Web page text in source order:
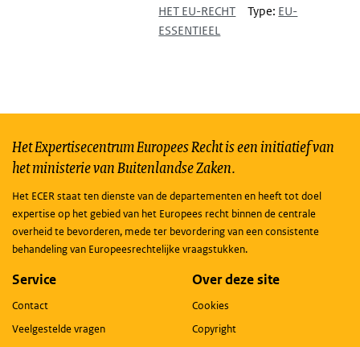
HET EU-RECHT
Type: EU-
ESSENTIEEL
Het Expertisecentrum Europees Recht is een initiatief van
het ministerie van Buitenlandse Zaken.
Het ECER staat ten dienste van de departementen en heeft tot doel
expertise op het gebied van het Europees recht binnen de centrale
overheid te bevorderen, mede ter bevordering van een consistente
behandeling van Europeesrechtelijke vraagstukken.
Service
Contact
Veelgestelde vragen
Over deze site
Cookies
Copyright